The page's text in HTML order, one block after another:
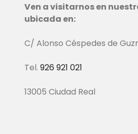
Ven a visitarnos en
ubicada en:
C/ Alonso Céspedes de
Tel. 926 921 021
13005 Ciudad Real